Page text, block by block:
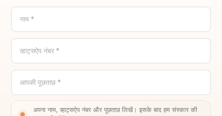
नाम *
व्हाट्सऐप नंबर *
आपकी पूछताछ *
अपना नाम, व्हाट्सऐप नंबर और पूछताछ लिखें। इसके बाद हम संस्कार की